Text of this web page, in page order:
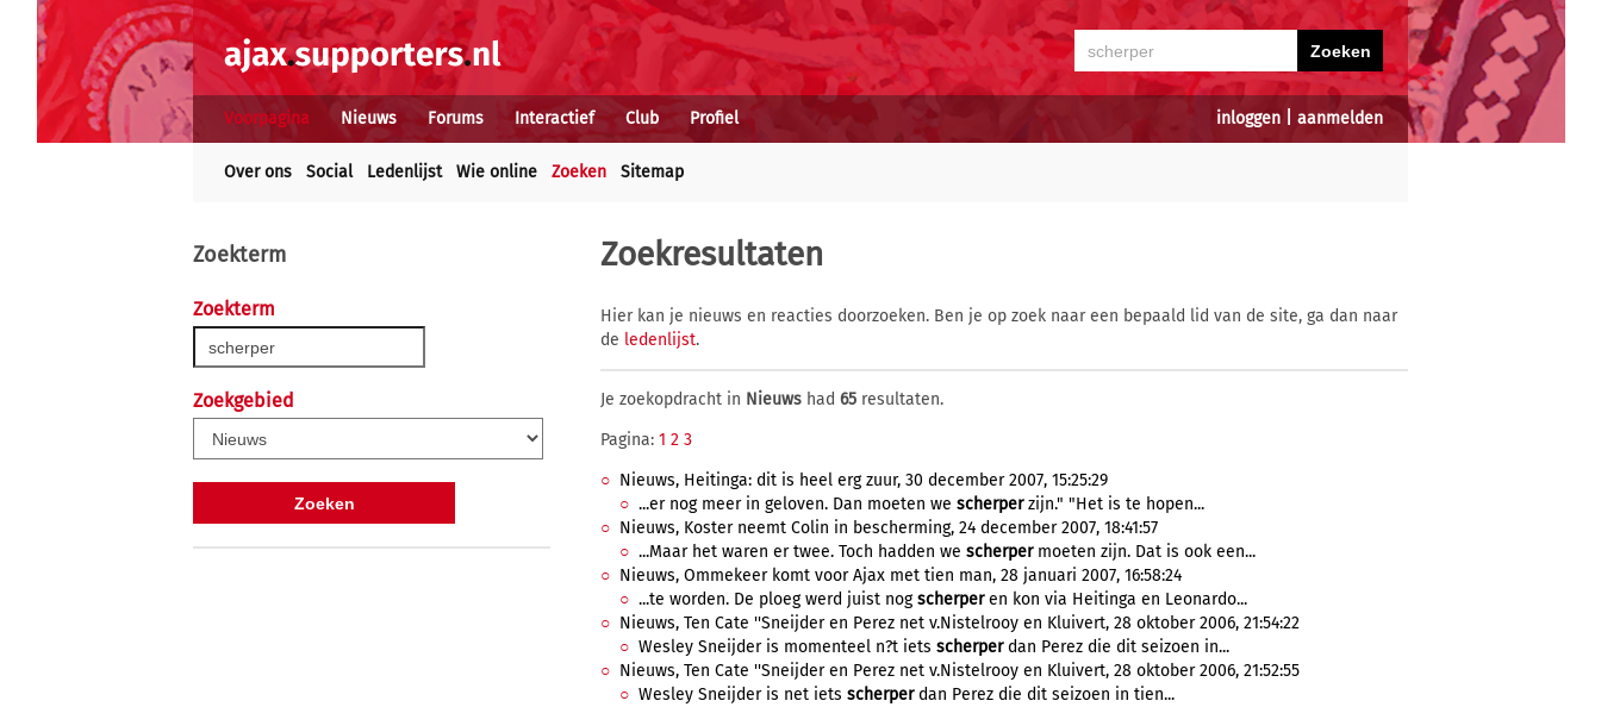
inloggen aanmelden
Voorpagina Nieuws Forums Interactief Club Profiel
Over ons Social Ledenlijst Wie online Zoeken Sitemap
Zoekterm
Zoekterm
Zoekgebied
Zoekresultaten
Hier kan je nieuws en reacties doorzoeken. Ben je op zoek naar een bepaald lid van de site, ga dan naar
de ledenlijst.
Je zoekopdracht in Nieuws had 65 resultaten.
Pagina: 1 2 3
Nieuws, Heitinga: dit is heel erg zuur, 30 december 2007, 15:25:29
...er nog meer in geloven. Dan moeten we scherperzijn." "Het is te hopen...
Nieuws, Koster neemt Colin in bescherming, 24 december 2007, 18:41:57
...Maar het waren er twee. Toch hadden we scherpermoeten zijn. Dat is ook een...
Nieuws, Ommekeer komt voor Ajax met tien man, 28 januari 2007, 16:58:24
...te worden. De ploeg werd juist nogscherperen kon via Heitinga en Leonardo...
Nieuws, Ten Cate ''Sneijder en Perez net v.Nistelrooy en Kluivert, 28 oktober 2006, 21:54:22
Wesley Sneijder is momenteel n?t iets scherperdan Perez die dit seizoen in...
Nieuws, Ten Cate ''Sneijder en Perez net v.Nistelrooy en Kluivert, 28 oktober 2006, 21:52:55
Wesley Sneijder is net iets scherperdan Perez die dit seizoen in tien...